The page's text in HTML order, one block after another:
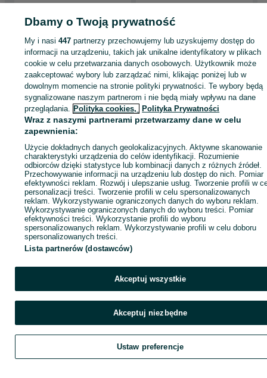
Motorowe - Zachodniopomorskie
Motorowe - Szczecin Motorowe - Golęcino
KATEGORIA
ID:822399055 Wyświetlenia:
Dbamy o Twoją prywatność
My i nasi447 partnerzy przechowujemy lub uzyskujemy dostęp do
informacji na urządzeniu, takich jak unikalne identyfikatory w plikach
cookie w celu przetwarzania danych osobowych. Użytkownik może
zaakceptować wybory lub zarządzać nimi, klikając poniżej lub w
dowolnym momencie na stronie polityki prywatności. Te wybory będą
sygnalizowane naszym partnerom i nie będą miały wpływu na dane
przeglądania. Polityka cookies, Polityka Prywatności
Wraz z naszymi partnerami przetwarzamy dane w celu
zapewnienia:
Użycie dokładnych danych geolokalizacyjnych. Aktywne skanowanie
charakterystyki urządzenia do celów identyfikacji. Rozumienie
odbiorców dzięki statystyce lub kombinacji danych z różnych źródeł.
Przechowywanie informacji na urządzeniu lub dostęp do nich. Pomiar
efektywności reklam. Rozwój i ulepszanie usług. Tworzenie profili w
personalizacji treści. Tworzenie profili w celu spersonalizowanych
reklam. Wykorzystywanie ograniczonych danych do wyboru reklam.
Wykorzystywanie ograniczonych danych do wyboru treści. Pomiar
efektywności treści. Wykorzystanie profili do wyboru
spersonalizowanych reklam. Wykorzystywanie profili w celu doboru
spersonalizowanych treści.
Lista partnerów (dostawców)
Akceptuj wszystkie
Akceptuj niezbędne
Ustaw preferencje